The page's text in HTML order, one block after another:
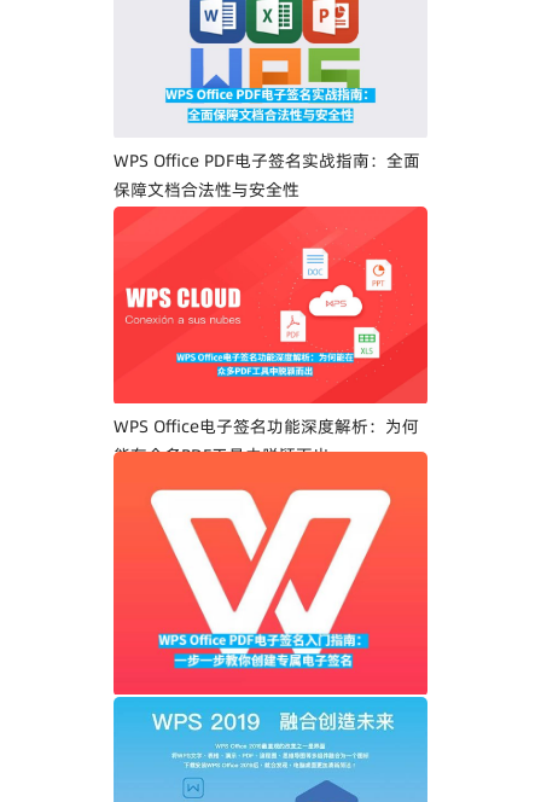
WPS Office PDF电子签名实战指南：全面
保障文档合法性与安全性
WPS Office电子签名功能深度解析：为何
能在众多PDF工具中脱颖而出
WPS Office PDF电子签名入门指南：一步
一步教你创建专属电子签名